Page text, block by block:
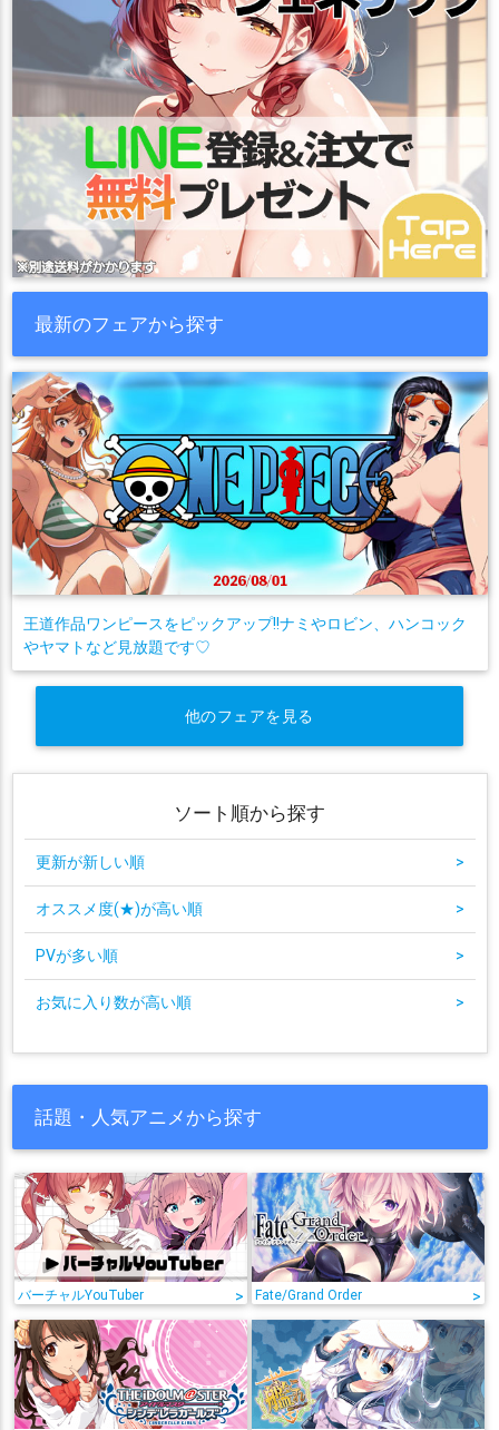
最新のフェアから探す
王道作品ワンピースをピックアップ!!ナミやロビン、ハンコック
やヤマトなど見放題です♡
他のフェアを見る
ソート順から探す
更新が新しい順 >
オススメ度(★)が高い順 >
PVが多い順 >
お気に入り数が高い順 >
話題・人気アニメから探す
バーチャルYouTuber > Fate/Grand Order >